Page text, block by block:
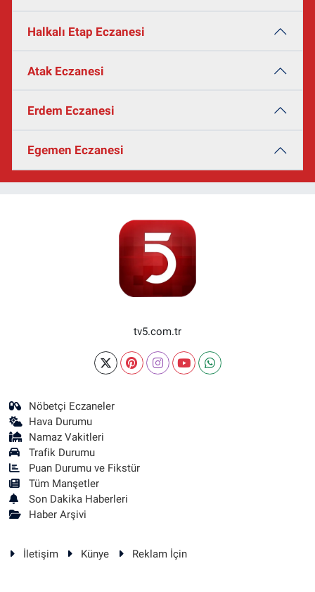
Halkalı Etap Eczanesi
Atak Eczanesi
Erdem Eczanesi
Egemen Eczanesi
tv5.com.tr
Nöbetçi Eczaneler
Hava Durumu
Namaz Vakitleri
Trafik Durumu
Puan Durumu ve Fikstür
Tüm Manşetler
Son Dakika Haberleri
Haber Arşivi
İletişim Künye Reklam İçin